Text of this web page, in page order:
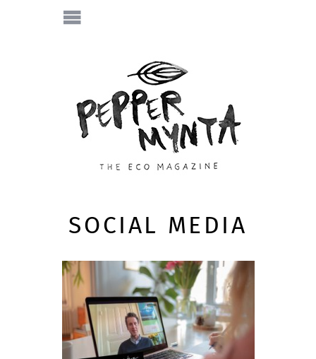
SOCIAL MEDIA